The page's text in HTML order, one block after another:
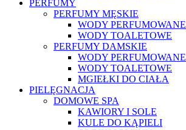
PERFUMY
PERFUMY MĘSKIE
WODY PERFUMOWANE
WODY TOALETOWE
PERFUMY DAMSKIE
WODY PERFUMOWANE
WODY TOALETOWE
MGIEŁKI DO CIAŁA
PIELĘGNACJA
DOMOWE SPA
KAWIORY I SOLE
KULE DO KĄPIELI